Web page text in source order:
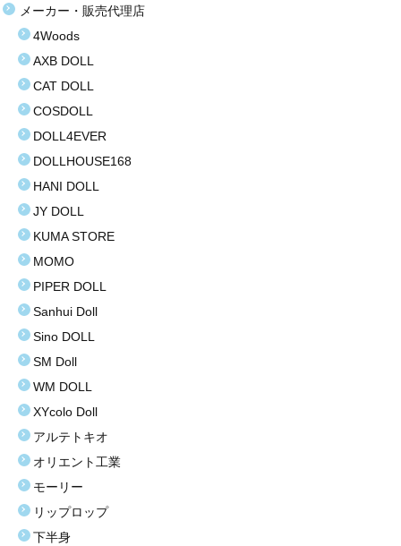
8万〜9万円
11万〜13万円
15万〜17万円
19万円以上
お問い合わせ
メーカー・販売代理店
4Woods
AXB DOLL
CAT DOLL
COSDOLL
DOLL4EVER
DOLLHOUSE168
HANI DOLL
JY DOLL
KUMA STORE
MOMO
PIPER DOLL
Sanhui Doll
Sino DOLL
SM Doll
WM DOLL
XYcolo Doll
アルテトキオ
オリエント工業
モーリー
リップロップ
下半身